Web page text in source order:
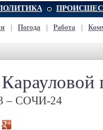
Погода Работа
– СОЧИ-24